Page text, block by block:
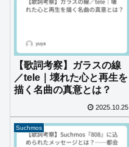
【歌詞考察】ガラスの線
／tele｜壊れた心と再生を
描く名曲の真意とは？
2025.10.25
Suchmos